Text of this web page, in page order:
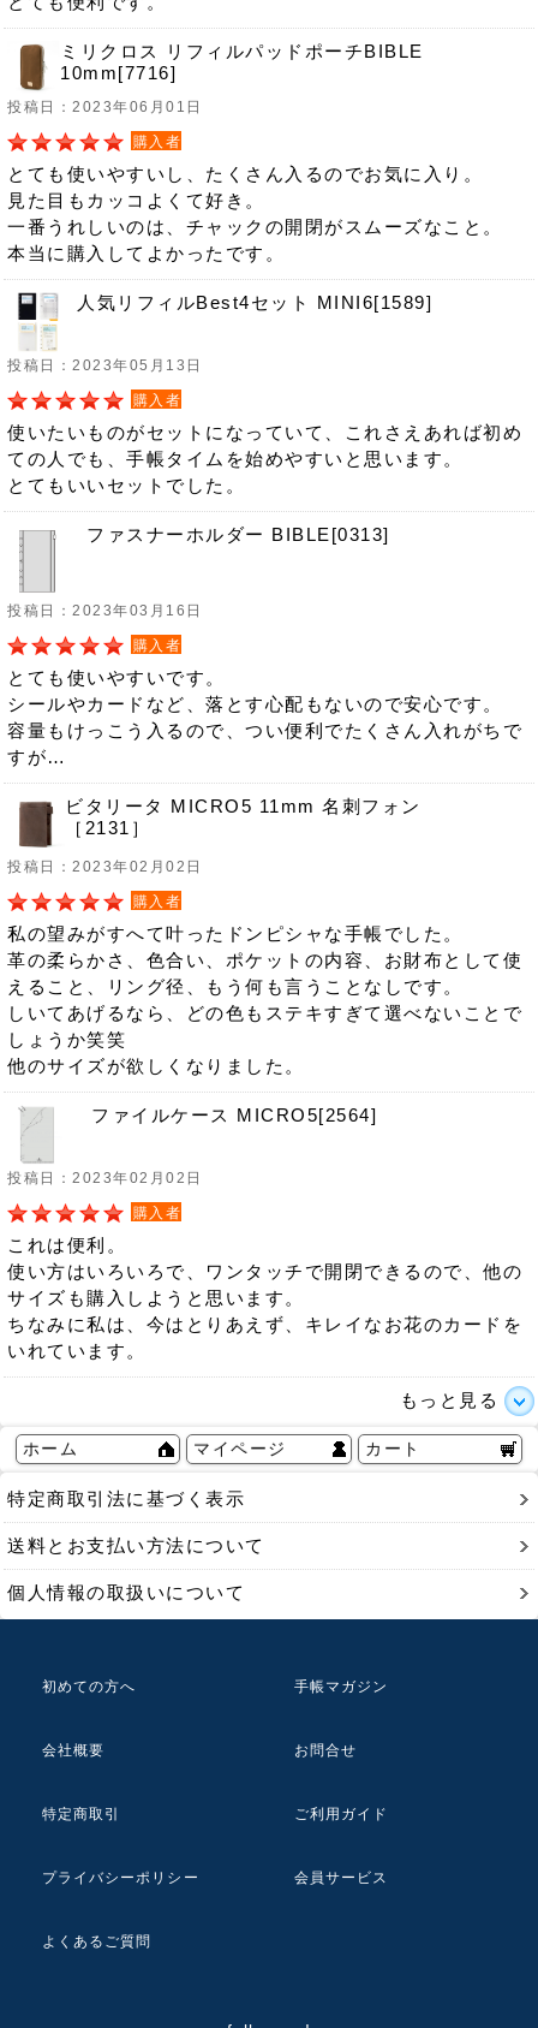
ミリクロス リフィルパッドポーチBIBLE
10mm[7716]
投稿日：2023年06月01日
購入者
とても使いやすいし、たくさん入るのでお気に入り。
見た目もカッコよくて好き。
一番うれしいのは、チャックの開閉がスムーズなこと。
本当に購入してよかったです。
人気リフィルBest4セット MINI6[1589]
投稿日：2023年05月13日
購入者
使いたいものがセットになっていて、これさえあれば初め
ての人でも、手帳タイムを始めやすいと思います。
とてもいいセットでした。
ファスナーホルダー BIBLE[0313]
投稿日：2023年03月16日
購入者
とても使いやすいです。
シールやカードなど、落とす心配もないので安心です。
容量もけっこう入るので、つい便利でたくさん入れがちで
すが…
ビタリータ MICRO5 11mm 名刺フォン
［2131］
投稿日：2023年02月02日
購入者
私の望みがすへて叶ったドンピシャな手帳でした。
革の柔らかさ、色合い、ポケットの内容、お財布として使
えること、リング径、もう何も言うことなしです。
しいてあげるなら、どの色もステキすぎて選べないことで
しょうか笑笑
他のサイズが欲しくなりました。
ファイルケース MICRO5[2564]
投稿日：2023年02月02日
購入者
これは便利。
使い方はいろいろで、ワンタッチで開閉できるので、他の
サイズも購入しようと思います。
ちなみに私は、今はとりあえず、キレイなお花のカードを
いれています。
もっと見る
ホーム マイページ カート
特定商取引法に基づく表示
送料とお支払い方法について
個人情報の取扱いについて
初めての方へ 手帳マガジン
会社概要 お問合せ
特定商取引 ご利用ガイド
プライバシーポリシー 会員サービス
よくあるご質問